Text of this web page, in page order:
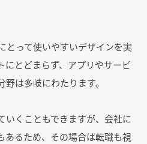
とって使いやすいデザインを実
にとどまらず、アプリやサービ
は多岐にわたります。
いくこともできますが、会社に
あるため、その場合は転職も視